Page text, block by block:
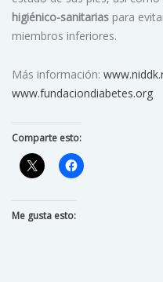
higiénico-sanitarias para
miembros inferiores.
Más información:
www.fundaciondiabetes.org
Comparte esto:
Me gusta esto: